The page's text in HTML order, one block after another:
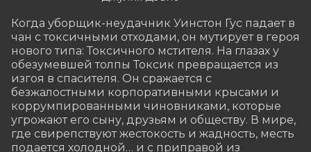
Когда уборщик-неудачник Уинстон Гус падает в
чан с токсичными отходами, он мутирует в героя
нового типа: Токсичного мстителя. На глазах у
обезумевшей толпы Токсик превращается из
изгоя в спасителя. Он сражается с
безжалостными корпоративными крысами и
коррумпированными чиновниками, которые
угрожают его сыну, друзьям и обществу. В мире,
где свирепствуют жестокость и жадность, месть
подается холодной… и с приправой из